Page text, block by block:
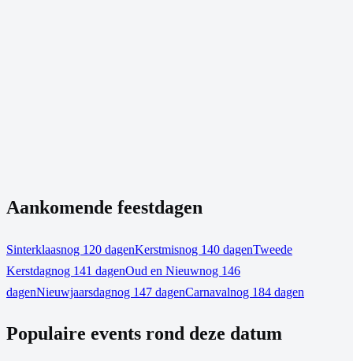
Aankomende feestdagen
Sinterklaasnog 120 dagenKerstmisnog 140 dagenTweede
Kerstdagnog 141 dagenOud en Nieuwnog 146
dagenNieuwjaarsdagnog 147 dagenCarnavalnog 184 dagen
Populaire events rond deze datum